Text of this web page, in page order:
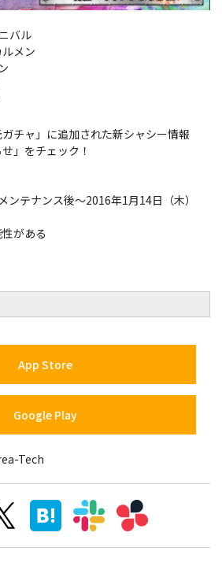
バル
メン
チャ」に追加された新シャシー情報
」をチェック！
ンテナンス後～2016年1月14日（木）
がある
App Store
Google Play
Tech